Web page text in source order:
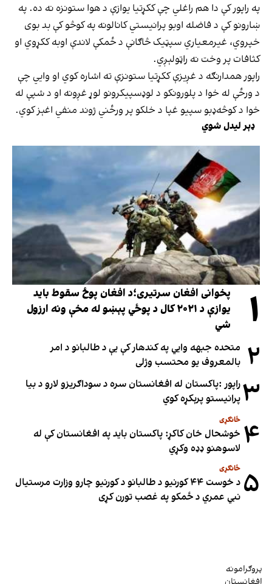
په راپور کې دا هم راغلي چې ککړتیا یوازې د هوا ستونزه نه ده. په
ښارونو کې د فاضله اوبو پرانیستي کانالونه په کوڅو کې بد بوی
خپروي، غیرمعیاري سپټیک څاګانې د ځمکې لاندې اوبه ککړوي او
کثافات پر وخت نه راټولېږي.
راپور همدارنګه د غږیزې ککړتیا ستونزې ته اشاره کوي او وایي چې
د ورځې له خوا د پلورونکو د لوډسپیکرونو لوړ غږونه او د شپې له
خوا د کوڅه‌ډبو سپیو غپا د خلکو پر ورځني ژوند منفي اغېز کوي.
ډېر لیدل شوي
۱
پخوانی افغان سرتیری؛د افغان پوځ سقوط باید
یوازې د ۲۰۲۱ کال د پوځي پېښو له مخې ونه ارزول
شي
۲ متحده جبهه وايي په کندهار کې یې د طالبانو د امر
بالمعروف یو محتسب وژلی
۳راپور :پاکستان له افغانستان سره د سوداګریزو لارو د بیا
پرانیستو پرېکړه کوي
۴ ځانګړی
خوشحال خان کاکړ: پاکستان بايد په افغانستان کې له
لاسوهنو ډډه وکړي
۵ ځانګړی
د خوست ۴۴ کورنیو د طالبانو د کورنیو چارو وزارت مرستیال
نبي عمري د ځمکو په غصب تورن کړی
پروګرامونه